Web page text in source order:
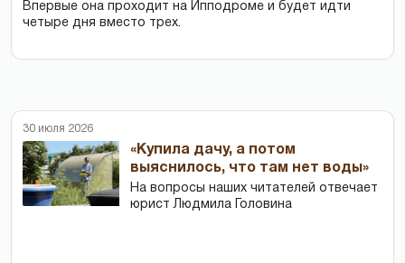
Впервые она проходит на Ипподроме и будет идти
четыре дня вместо трех.
30 июля 2026
«Купила дачу, а потом
выяснилось, что там нет воды»
На вопросы наших читателей отвечает
юрист Людмила Головина